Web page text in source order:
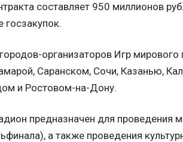
составляет 950 миллионов
госзакупок.
организаторов Игр мирового
Саранском, Сочи, Казанью,
и Ростовом-на-Дону.
предназначен для проведения
а также проведения